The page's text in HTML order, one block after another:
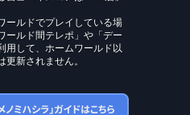
ールドでプレイしている場
ールド間テレポ」や「デー
用して、ホームワールド以
新されません。